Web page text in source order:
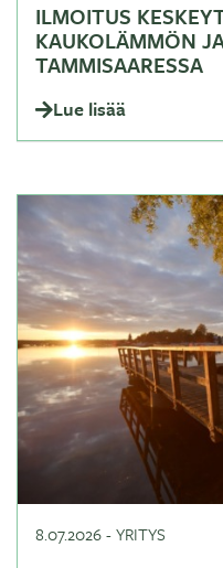
ILMOITUS
KAUKOLÄMMÖN
TAMMISAARESSA
Lue lisää
8.07.2026-YRITYS